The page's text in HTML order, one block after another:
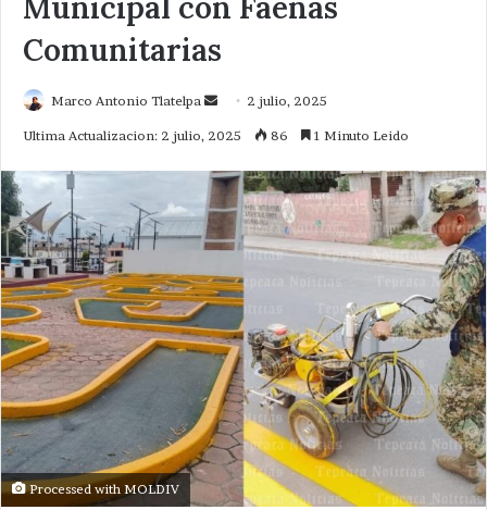
Municipal con Faenas
Comunitarias
Marco Antonio Tlatelpa
Send 2 julio, 2025
Ultima Actualizacion: 2 julio, 2025 86 1 Minuto Leido
Processed with MOLDIV